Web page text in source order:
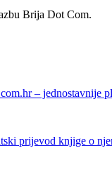
Brija Dot Com.
– jednostavnije
prijevod knjige o